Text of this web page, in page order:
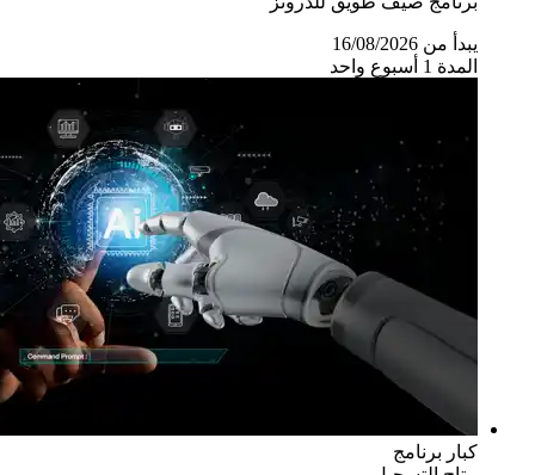
يبدأ من 16/08/2026
المدة 1 أسبوع واحد
كبار برنامج